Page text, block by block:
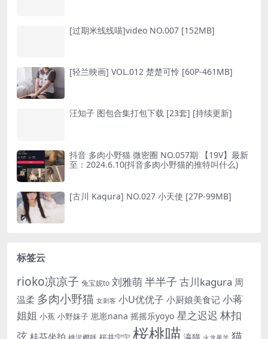
[过期米线线喵]video NO.007 [152MB]
[轻兰映画] VOL.012 楚楚可怜 [60P-461MB]
汪知子 图包合集打包下载 [23套] [持续更新]
抖音 多肉小野猫 微密圈 NO.057期 【19V】最新
至：2024.6.10(抖音多肉小野猫的推特叫什么)
[古川 Kagura] NO.027 小天使 [27P-99MB]
标签云
rioko凉凉子 兔宝妮to 刘雅萌半半子 古川kagura 周
温柔 多肉小野猫 女刺客 小U优优子 小厨娘美食记 小蒋
姐姐 小蕉 小野妹子 崽崽nana 摇摇乐yoyo 星之迟迟 林扣
弦
桜桃喵 猫